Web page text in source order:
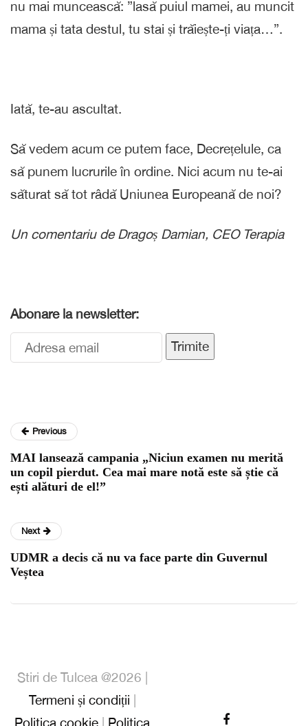
nu mai muncească: ”lasă puiul mamei, au muncit
mama și tata destul, tu stai și trăiește-ți viața…”.
Iată, te-au ascultat.
Să vedem acum ce putem face, Decrețelule, ca
să punem lucrurile în ordine. Nici acum nu te-ai
săturat să tot râdă Uniunea Europeană de noi?
Un comentariu de Dragoș Damian, CEO Terapia
Abonare la newsletter:
Trimite
Previous
MAI lansează campania „Niciun examen nu merită
un copil pierdut. Cea mai mare notă este să știe că
ești alături de el!”
Next
UDMR a decis că nu va face parte din Guvernul
Veștea
Stiri de Tulcea @2026 |
Termeni și condiții
Politica cookie
Politica